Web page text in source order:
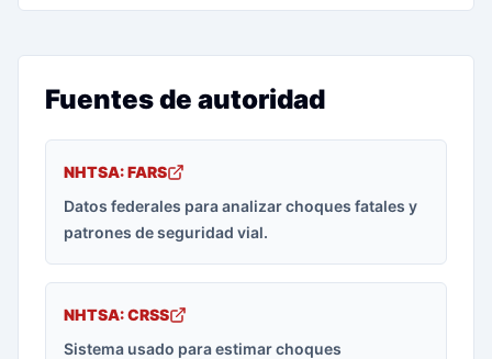
Fuentes de autoridad
NHTSA: FARS
Datos federales para analizar choques fatales y
patrones de seguridad vial.
NHTSA: CRSS
Sistema usado para estimar choques